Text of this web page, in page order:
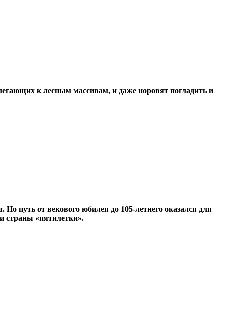
к лесным массивам, и даже норовят погладить и
путь от векового юбилея до 105-летнего оказался для
страны «пятилетки».